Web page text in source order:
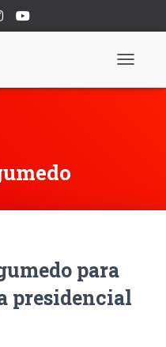
para
presidencial